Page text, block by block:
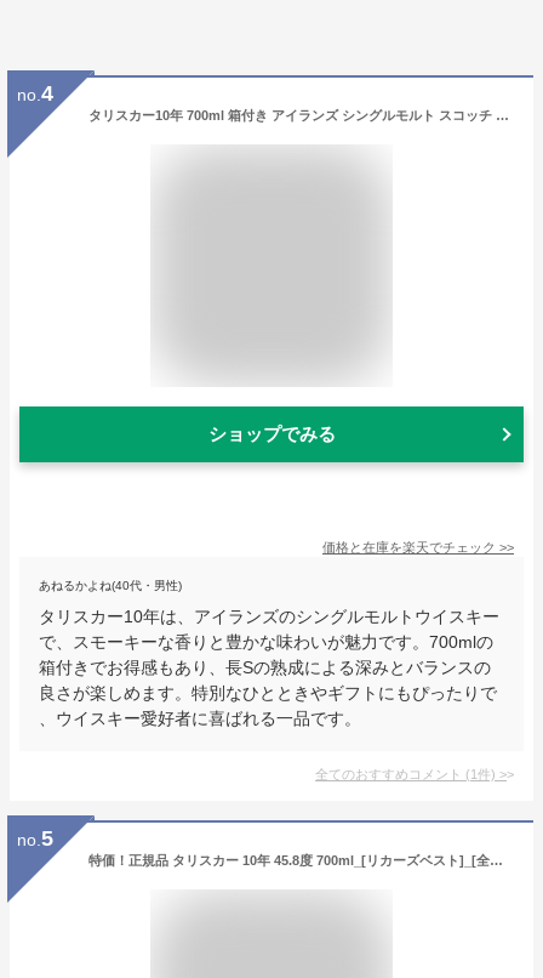
no. 4
タリスカー10年 700ml 箱付き アイランズ シングルモルト スコッチ ウイスキー 長S
ショップでみる
価格と在庫を楽天でチェック >>
あねるかよね(40代・男性)
タリスカー10年は、アイランズのシングルモルトウイスキー
で、スモーキーな香りと豊かな味わいが魅力です。700mlの
箱付きでお得感もあり、長Sの熟成による深みとバランスの
良さが楽しめます。特別なひとときやギフトにもぴったりで
、ウイスキー愛好者に喜ばれる一品です。
全てのおすすめコメント (1件) >
no. 5
特価！正規品 タリスカー 10年 45.8度 700ml_[リカーズベスト]_[全品ヤマト宅急便配送]